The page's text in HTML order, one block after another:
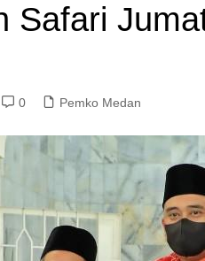
Safari
0 Pemko Medan